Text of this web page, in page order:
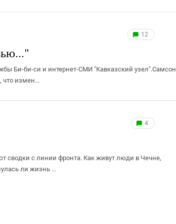
12
Би-би-си и интернет-СМИ "Кавказский узел".Самсон
что измен...
4
сводки с линии фронта. Как живут люди в Чечне,
ли жизнь ...